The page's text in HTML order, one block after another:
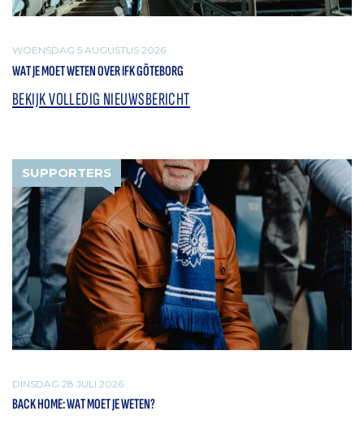
WOENSDAG 5 AUGUSTUS 2026
WAT JE MOET WETEN OVER IFK GÖTEBORG
BEKIJK VOLLEDIG NIEUWSBERICHT
SUPPORTERS
DINSDAG 28 JULI 2026
BACK HOME: WAT MOET JE WETEN?